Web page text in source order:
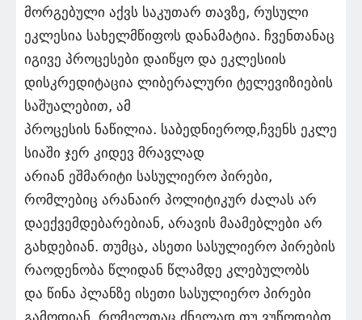
მორგებული აქვს საკუთარ თავზე, რუსული
ეკლესია სახელმწიფოს დანამატია. ჩვენთანაც
იგივე პროცესები დაიწყო და ეკლესიის
დისკრედიტაცია ლიბერალური ტელევიზიების
საშუალებით, ამ
პროცესის ნაწილია. საბედნიეროდ,ჩვენს ეკლე
სიაში ჯერ კიდევ მრავლად
არიან ეშმარიტი სასულიერო პირები,
რომლებიც არანაირ პოლიტიკურ ძალას არ
დაექვემდებარებიან, არავის მაამებლები არ
გახდებიან. თუმცა, ასეთი სასულიერო პირების
რაოდენობა წლიდან წლამდე კლებულობს
და წინა პლანზე ისეთი სასულიერო პირები
გამოდიან, რომელთაც ძნელად თუ ვუწოდებთ